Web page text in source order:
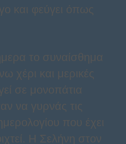
και φεύγει όπως
το συναίσθημα
χέρι και μερικές
σε μονοπάτια
να γυρνάς τις
που έχει
Η Σελήνη στον